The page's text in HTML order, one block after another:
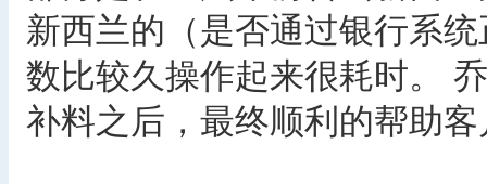
新西兰的（是否通过银行系
数比较久操作起来很耗时。
补料之后，最终顺利的帮助